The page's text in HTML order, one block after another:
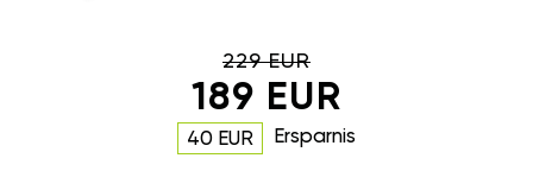
229 EUR
189 EUR
40 EUR Ersparnis